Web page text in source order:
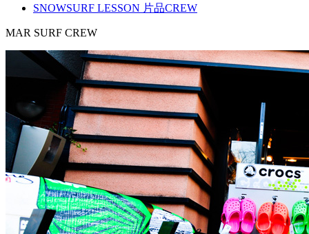
SNOWSURF LESSON 片品CREW
MAR SURF CREW